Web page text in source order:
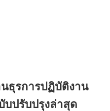
ธุรการปฏิบัติงาน
บปรับปรุงล่าสุด